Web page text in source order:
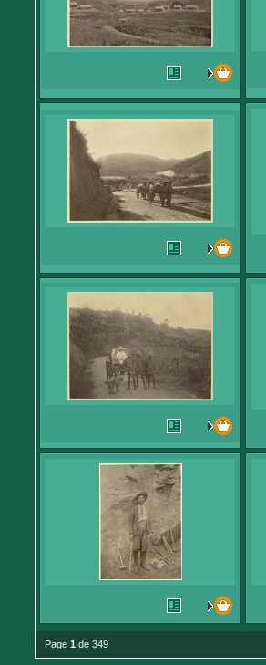
Page 1 de 349